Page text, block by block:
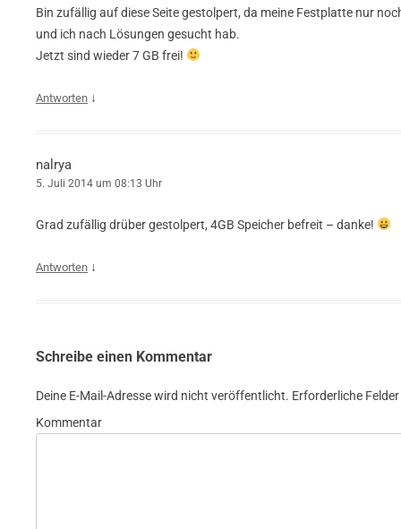
Bin zufällig auf diese Seite gestolpert, da meine Festplatte nur
und ich nach Lösungen gesucht hab.
Jetzt sind wieder 7 GB frei!
Antworten ↓
nalrya
5. Juli 2014 um 08:13 Uhr
Grad zufällig drüber gestolpert, 4GB Speicher befreit – danke!
Antworten ↓
Schreibe einen Kommentar
Deine E-Mail-Adresse wird nicht veröffentlicht. Erforderliche
Kommentar